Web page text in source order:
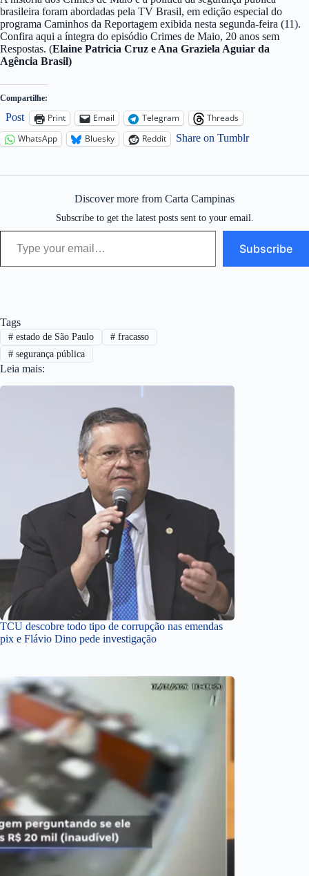
brasileira foram abordadas pela TV Brasil, em edição especial do
programa Caminhos da Reportagem exibida nesta segunda-feira (11).
Confira aqui a íntegra do episódio Crimes de Maio, 20 anos sem
Respostas. (Elaine Patricia Cruz e Ana Graziela Aguiar da
Agência Brasil)
Compartilhe:
Post Print Email Telegram
Threads
WhatsApp
Bluesky Reddit Share on Tumblr
Discover more from Carta Campinas
Subscribe to get the latest posts sent to your email.
Type your email…
Subscribe
Tags
#estado de São Paulo #fracasso
#segurança pública
Leia mais:
TCU descobre todo tipo de corrupção nas emendas
pix e Flávio Dino pede investigação